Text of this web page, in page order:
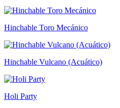
Hinchable Toro Mecánico
Hinchable Vulcano (Acuático)
Holi Party